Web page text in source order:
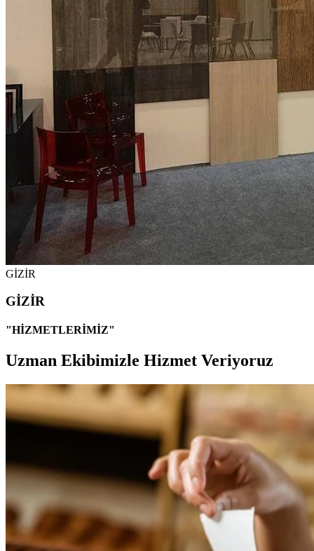
GİZİR
GİZİR
"HİZMETLERİMİZ"
Uzman Ekibimizle Hizmet Veriyoruz